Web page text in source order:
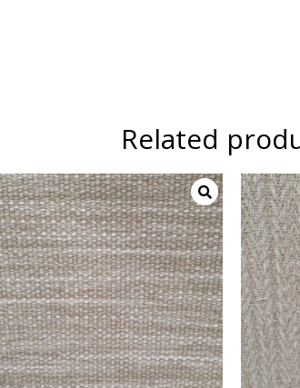
Related